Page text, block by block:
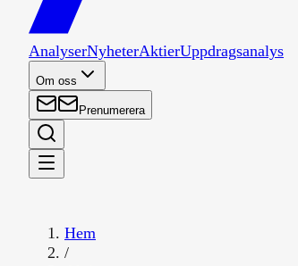
AnalyserNyheterAktierUppdragsanalys
Om oss
Prenumerera
Hem
/